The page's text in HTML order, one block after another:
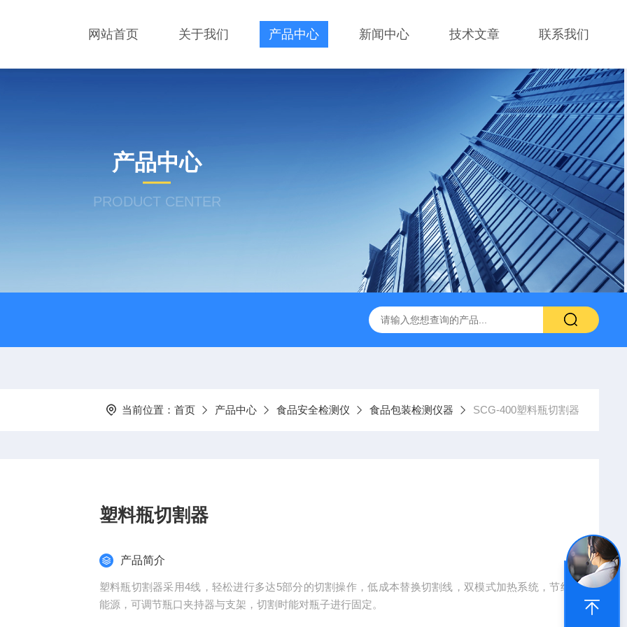
网站首页 关于我们 产品中心 新闻中心 技术文章 联系我们
产品中心
PRODUCT CENTER
当前位置： 首页 产品中心 食品安全检测仪 食品包装检测仪器 SCG-400塑料瓶切割器
塑料瓶切割器
产品简介
塑料瓶切割器采用4线，轻松进行多达5部分的切割操作，低成本替换切割线，双模式加热系统，节约
能源，可调节瓶口夹持器与支架，切割时能对瓶子进行固定。